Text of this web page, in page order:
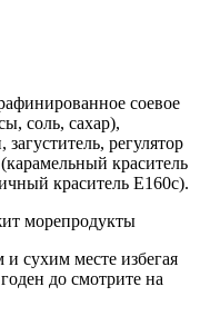
соевое
соль, сахар),
регулятор
краситель
краситель Е160с).
морепродукты
и сухим месте избегая
до смотрите на